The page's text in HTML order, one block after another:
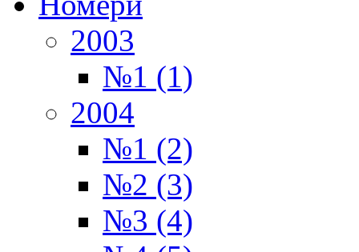
2003
№1 (1)
2004
№1 (2)
№2 (3)
№3 (4)